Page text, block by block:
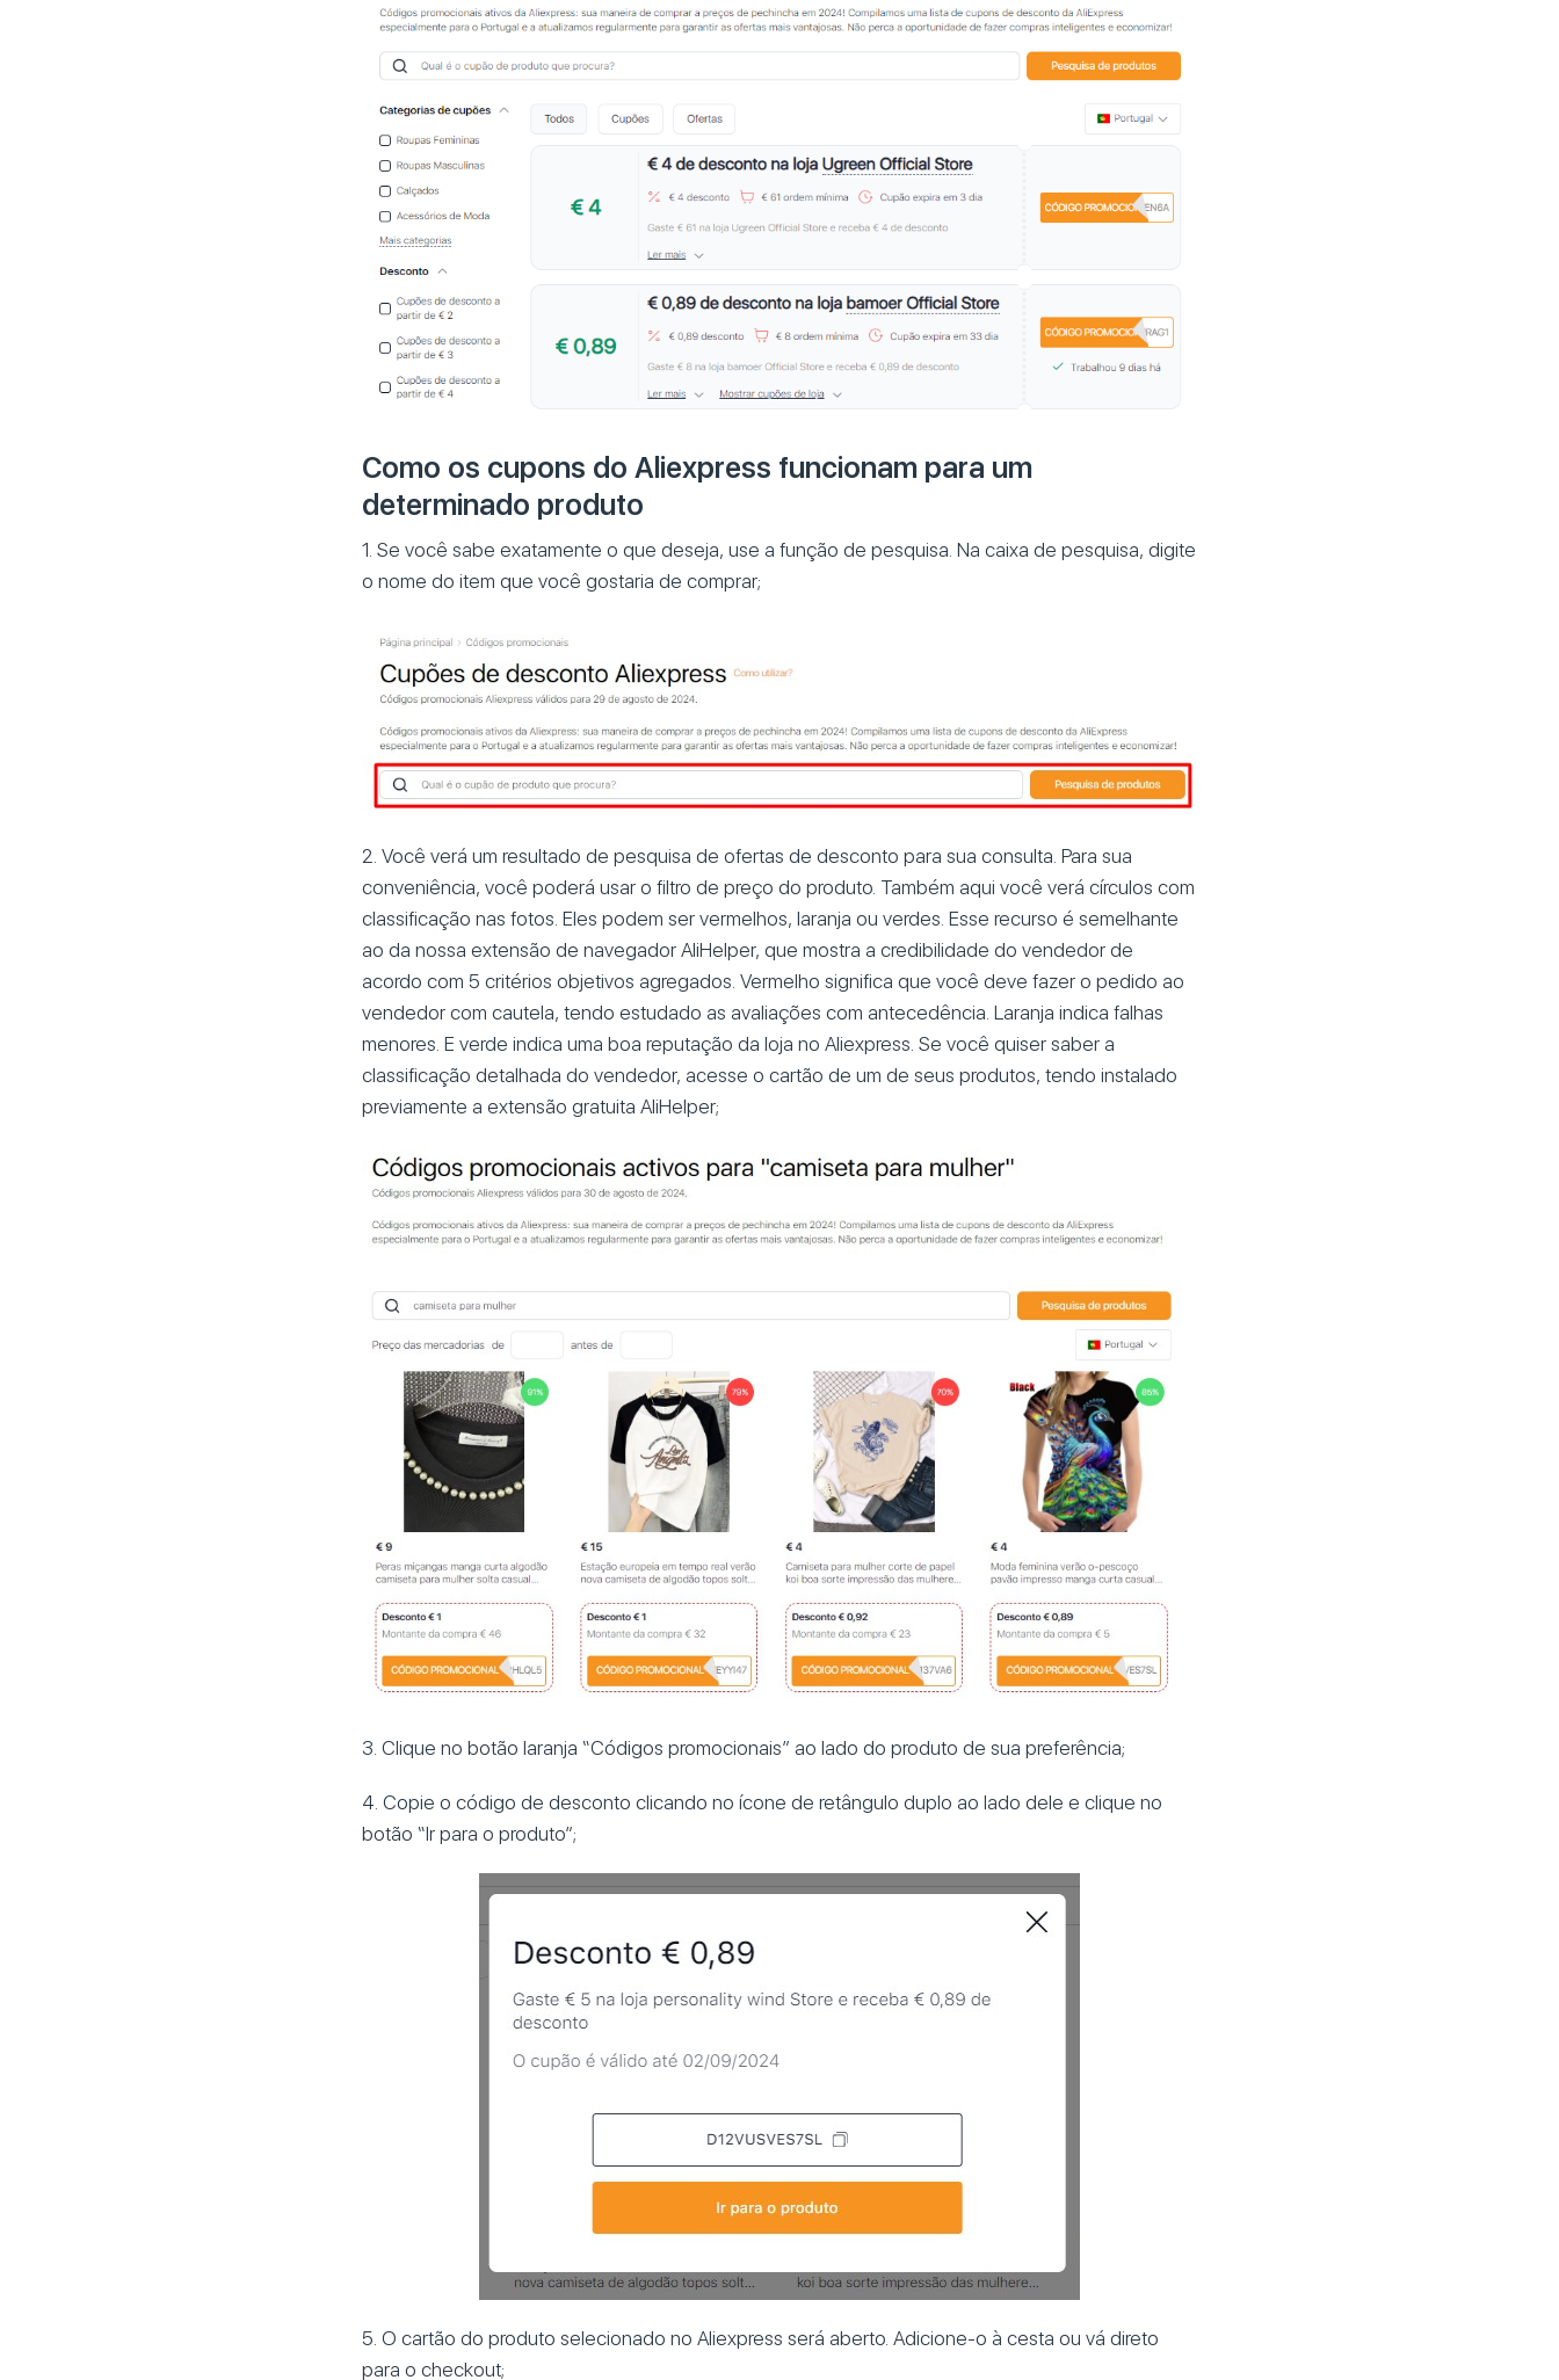
Como os cupons do Aliexpress funcionam para um
determinado produto
1. Se você sabe exatamente o que deseja, use a função de pesquisa. Na caixa de pesquisa, digite
o nome do item que você gostaria de comprar;
2. Você verá um resultado de pesquisa de ofertas de desconto para sua consulta. Para sua
conveniência, você poderá usar o filtro de preço do produto. Também aqui você verá círculos com
classificação nas fotos. Eles podem ser vermelhos, laranja ou verdes. Esse recurso é semelhante
ao da nossa extensão de navegador AliHelper, que mostra a credibilidade do vendedor de
acordo com 5 critérios objetivos agregados. Vermelho significa que você deve fazer o pedido ao
vendedor com cautela, tendo estudado as avaliações com antecedência. Laranja indica falhas
menores. E verde indica uma boa reputação da loja no Aliexpress. Se você quiser saber a
classificação detalhada do vendedor, acesse o cartão de um de seus produtos, tendo instalado
previamente a extensão gratuita AliHelper;
3. Clique no botão laranja “Códigos promocionais” ao lado do produto de sua preferência;
4. Copie o código de desconto clicando no ícone de retângulo duplo ao lado dele e clique no
botão “Ir para o produto”;
5. O cartão do produto selecionado no Aliexpress será aberto. Adicione-o à cesta ou vá direto
para o checkout;